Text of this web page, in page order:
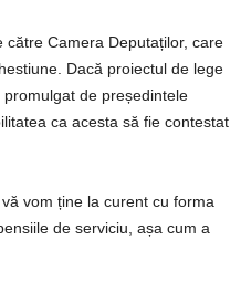
Camera Deputaților, care
Dacă proiectul de lege
de președintele
ca acesta să fie contestat
vom ține la curent cu forma
de serviciu, așa cum a